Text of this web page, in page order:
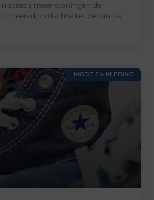
steeds meer woningen de
een doordachte keuze van de
MODE EN KLEDING